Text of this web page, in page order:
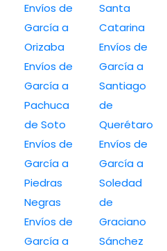
Envíos de
García a
Orizaba
Envíos de
García a
Pachuca
de Soto
Envíos de
García a
Piedras
Negras
Envíos de
García a
Santa
Catarina
Envíos de
García a
Santiago
de
Querétaro
Envíos de
García a
Soledad
de
Graciano
Sánchez